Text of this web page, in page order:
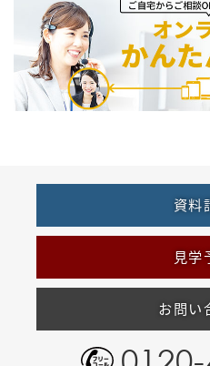
資料
見学
お問い